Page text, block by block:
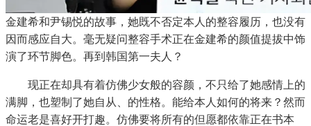
金建希和尹锡悦的故事，她既不否定本人的整容履历，也没有
因而感应自大。毫无疑问整容手术正在金建希的颜值提拔中饰
演了环节脚色。再到韩国第一夫人？
现正在却具有着仿佛少女般的容颜，不只给了她感情上的
满脚，也塑制了她自从、的性格。能给本人如何的将来？然而
命运老是喜好开打趣。仿佛要将所有的但愿都依靠正在书本